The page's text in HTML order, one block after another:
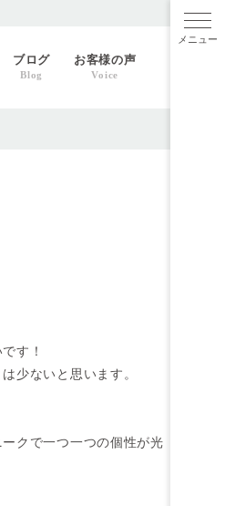
ブログ
Blog
お客様の声
Voice
メニ
す！
少ないと思います。
クで一つ一つの個性が光